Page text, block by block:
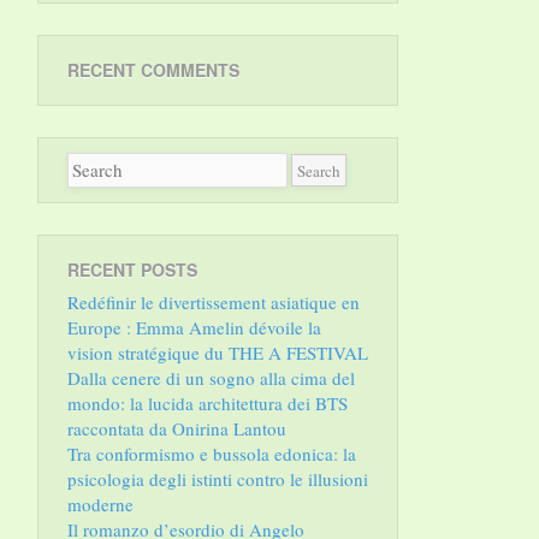
RECENT COMMENTS
RECENT POSTS
Redéfinir le divertissement asiatique en
Europe : Emma Amelin dévoile la
vision stratégique du THE A FESTIVAL
Dalla cenere di un sogno alla cima del
mondo: la lucida architettura dei BTS
raccontata da Onirina Lantou
Tra conformismo e bussola edonica: la
psicologia degli istinti contro le illusioni
moderne
Il romanzo d’esordio di Angelo